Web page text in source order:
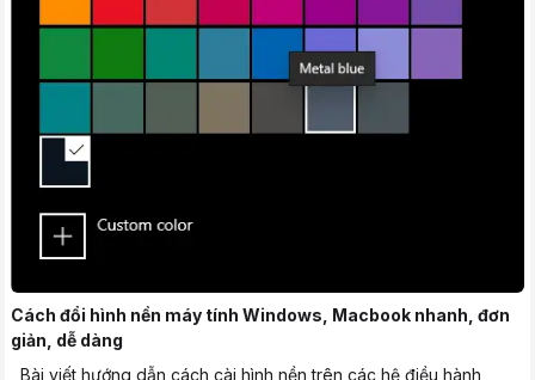
Cách đổi hình nền máy tính Windows, Macbook nhanh, đơn
giản, dễ dàng
Bài viết hướng dẫn cách cài hình nền trên các hệ điều hành